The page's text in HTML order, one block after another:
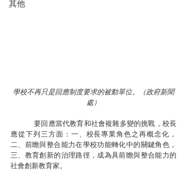
其他
學校不再只是回應制度要求的被動單位。（政府新聞
處）
	要回應當代教育和社會複雜多變的挑戰，校長
應從下列三方面：一、校長專業角色之再概念化，
二、前瞻與整合能力在學校功能轉化中的關鍵角色，
三、教育創新的治理路徑，成為具前瞻與整合能力的
社會創新教育家。